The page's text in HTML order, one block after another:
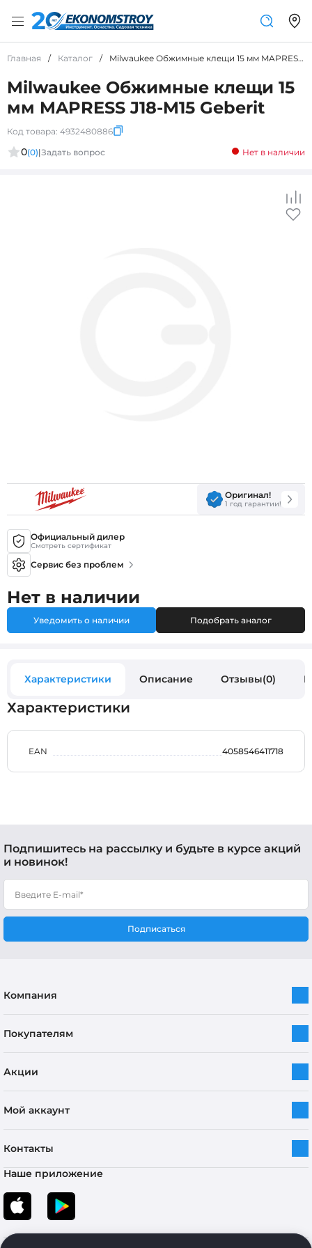
Главная / Каталог / Milwaukee Обжимные клещи 15 мм MAPRESS J18-M15 Geberit
Milwaukee Обжимные клещи 15
мм MAPRESS J18-M15 Geberit
Код товара: 4932480886
0(0)|Задать вопрос Нет в наличии
Оригинал!
1 год гарантии!
Официальный дилер
Смотреть сертификат
Сервис без проблем
Нет в наличии
Уведомить о наличии Подобрать аналог
Характеристики Описание Отзывы(0)
Характеристики
EAN 4058546411718
Подпишитесь на рассылку и будьте в курсе акций
и новинок!
Подписаться
Компания
Покупателям
Акции
Мой аккаунт
Контакты
Наше приложение